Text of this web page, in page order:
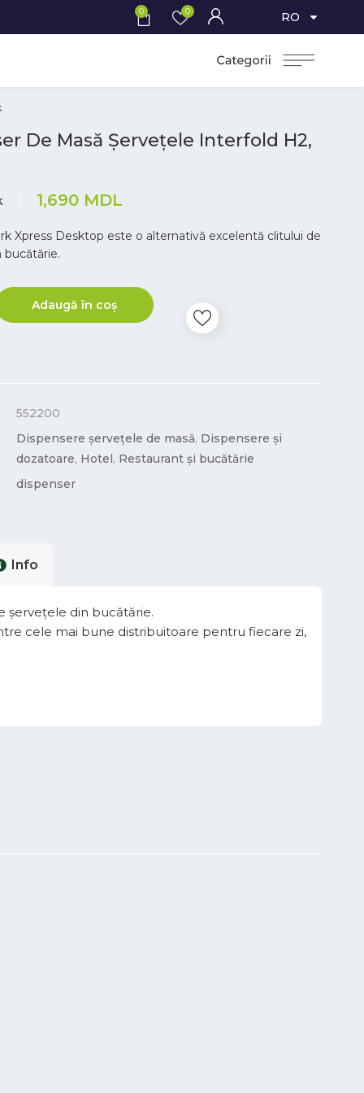
0 0 RO
De Masă Șervețele Interfold H2,
1,690 MDL
Xpress Desktop este o alternativă excelentă clitului de
bucătărie.
Adaugă în coș
552200
Dispensere șervețele de masă, Dispensere și
dozatoare, Hotel, Restaurant și bucătărie
dispenser
Info
șervețele din bucătărie.
cele mai bune distribuitoare pentru fiecare zi,